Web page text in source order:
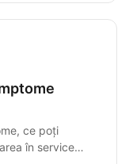
ce poți
în service